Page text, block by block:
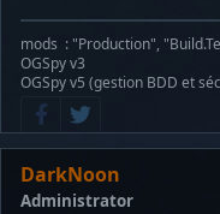
mods : "Production",
OGSpy v3
OGSpy v5 (gestion BDD et
DarkNoon
Administrator